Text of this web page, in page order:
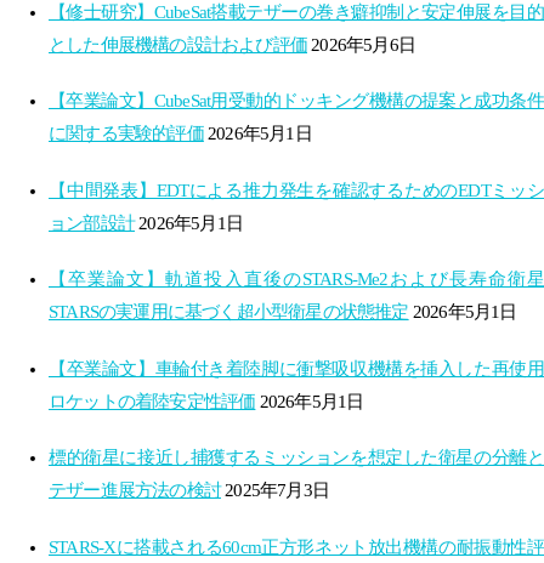
【修士研究】CubeSat搭載テザーの巻き癖抑制と安定伸展を目的
とした伸展機構の設計および評価 2026年5月6日
【卒業論文】CubeSat用受動的ドッキング機構の提案と成功条件
に関する実験的評価 2026年5月1日
【中間発表】EDTによる推力発生を確認するためのEDTミッシ
ョン部設計 2026年5月1日
【卒業論文】軌道投入直後のSTARS-Me2および長寿命衛星
STARSの実運用に基づく超小型衛星の状態推定 2026年5月1日
【卒業論文】車輪付き着陸脚に衝撃吸収機構を挿入した再使用
ロケットの着陸安定性評価 2026年5月1日
標的衛星に接近し捕獲するミッションを想定した衛星の分離と
テザー進展方法の検討 2025年7月3日
STARS-Xに搭載される60cm正方形ネット放出機構の耐振動性評